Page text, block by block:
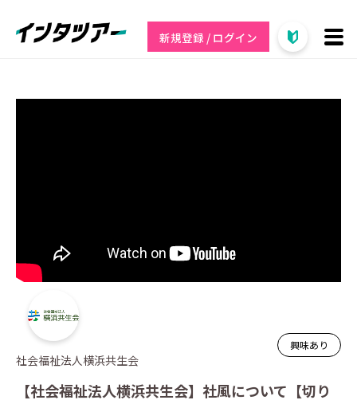
新規登録 / ログイン
興味あり
社会福祉法人横浜共生会
【社会福祉法人横浜共生会】社風について【切り